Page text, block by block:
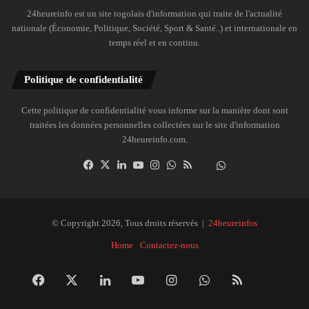
24heureinfo est un site togolais d'information qui traite de l'actualité
nationale (Économie, Politique, Société, Sport & Santé..) et internationale en
temps réel et en continu.
Politique de confidentialité
Cette politique de confidentialité vous informe sur la manière dont sont
traitées les données personnelles collectées sur le site d'information
24heureinfo.com.
Facebook
X LinkedinYouTubeInstagramWhatsAppDailymotion
© Copyright 2026, Tous droits réservés | 24heureinfos
Home Contactez-nous
Facebook LinkedinYouTubeInstagramWhatsApp
RSS